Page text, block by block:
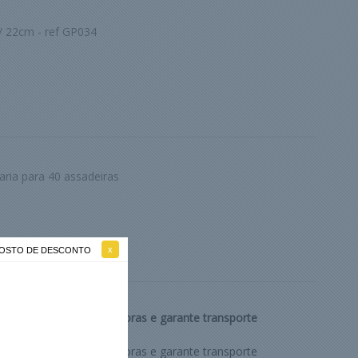
DE DESCONTO
- ref GP034
para 40 assadeiras
dos alimentos por horas e garante transporte
dos alimentos por horas e garante transporte